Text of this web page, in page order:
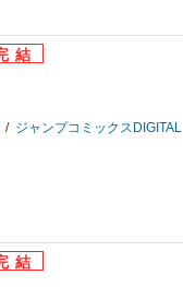
/ ジャンプコミックスDIGITAL